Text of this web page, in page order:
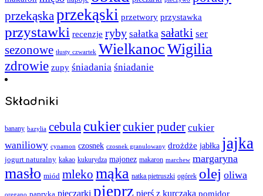
przekąskaprzekąski przetwory przystawka
przystawki recenzje ryby sałatka sałatki ser
sezonowe tłusty czwartek WielkanocWigilia
zdrowie zupy śniadania śniadanie
Składniki
banany bazylia cebula cukiercukier puder cukier
waniliowy cynamon czosnek czosnek granulowany drożdże jabłka jajka
jogurt naturalny kakao kukurydza majonez makaron marchew margaryna
masło miód mleko mąka natka pietruszki ogórek olej oliwa
oregano papryka pieczarki pieprz pierś z kurczaka pomidor